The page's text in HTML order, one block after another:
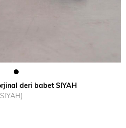
deri babet SIYAH